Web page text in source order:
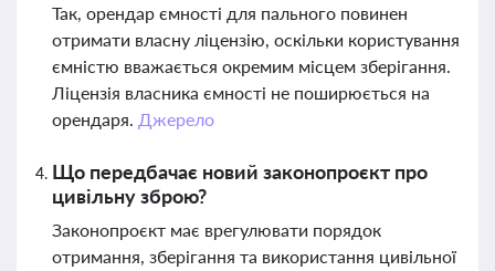
Так, орендар ємності для пального повинен
отримати власну ліцензію, оскільки користування
ємністю вважається окремим місцем зберігання.
Ліцензія власника ємності не поширюється на
орендаря. Джерело
Що передбачає новий законопроєкт про
цивільну зброю?
Законопроєкт має врегулювати порядок
отримання, зберігання та використання цивільної